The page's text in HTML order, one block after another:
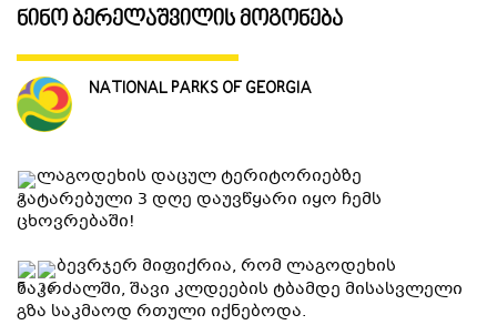
ᲒᲐᲜᲗᲐᲕᲡᲔᲑᲐ ᲓᲐ ᲙᲕᲔᲑᲐ
ᲡᲐᲧᲘᲓᲔᲚᲘ ᲜᲘᲕᲗᲔᲑᲘ
ᲒᲖᲐᲛᲙᲕᲚᲔᲕᲘ
ნინო ბერელაშვილის მოგონება
NATIONAL PARKS OF GEORGIA
ლაგოდეხის დაცულ ტერიტორიებზე
გატარებული 3 დღე დაუვწყარი იყო ჩემს
ცხოვრებაში!
ბევრჯერ მიფიქრია, რომ ლაგოდეხის
ნაკრძალში, შავი კლდეების ტბამდე მისასვლელი
გზა საკმაოდ რთული იქნებოდა.